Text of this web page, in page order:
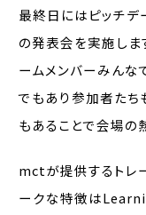
最終日にはピッチデ
の発表会を実施しま
ームメンバーみんな
でもあり参加者たち
もあることで会場の
mctが提供するトレ
ークな特徴は